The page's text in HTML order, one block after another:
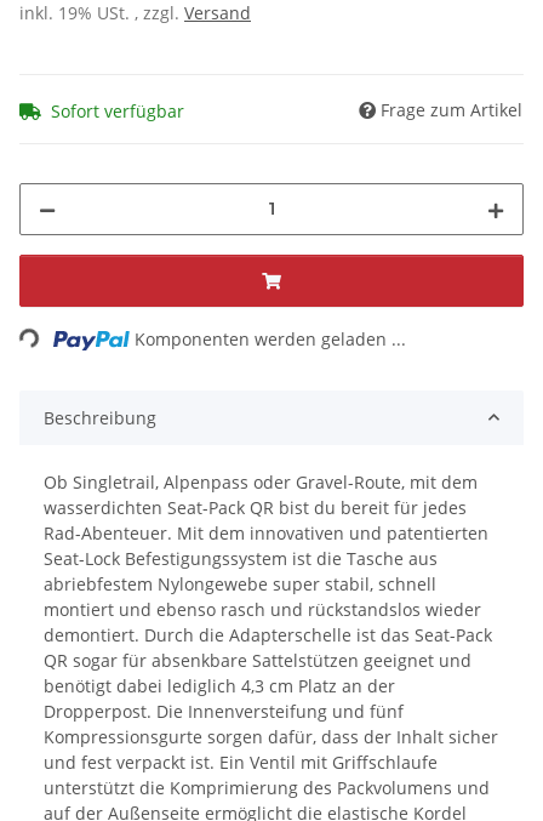
inkl. 19% USt. , zzgl. Versand
Sofort verfügbar Frage zum Artikel
Loading... Komponenten werden geladen ...
Beschreibung
Ob Singletrail, Alpenpass oder Gravel-Route, mit dem
wasserdichten Seat-Pack QR bist du bereit für jedes
Rad-Abenteuer. Mit dem innovativen und patentierten
Seat-Lock Befestigungssystem ist die Tasche aus
abriebfestem Nylongewebe super stabil, schnell
montiert und ebenso rasch und rückstandslos wieder
demontiert. Durch die Adapterschelle ist das Seat-Pack
QR sogar für absenkbare Sattelstützen geeignet und
benötigt dabei lediglich 4,3 cm Platz an der
Dropperpost. Die Innenversteifung und fünf
Kompressionsgurte sorgen dafür, dass der Inhalt sicher
und fest verpackt ist. Ein Ventil mit Griffschlaufe
unterstützt die Komprimierung des Packvolumens und
auf der Außenseite ermöglicht die elastische Kordel